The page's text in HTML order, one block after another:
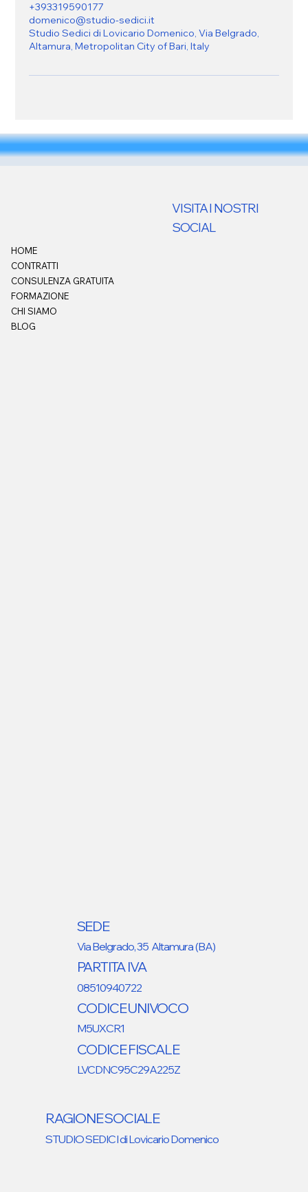
+393319590177
domenico@studio-sedici.it
Studio Sedici di Lovicario Domenico, Via Belgrado,
Altamura, Metropolitan City of Bari, Italy
HOME
CONTRATTI
CONSULENZA GRATUITA
FORMAZIONE
CHI SIAMO
BLOG
VISITA I NOSTRI
SOCIAL
SEDE
Via Belgrado, 35 Altamura (BA)
PARTITA IVA
08510940722
CODICE UNIVOCO
M5UXCR1
CODICE FISCALE
LVCDNC95C29A225Z
RAGIONE SOCIALE
STUDIO SEDICI di Lovicario Domenico